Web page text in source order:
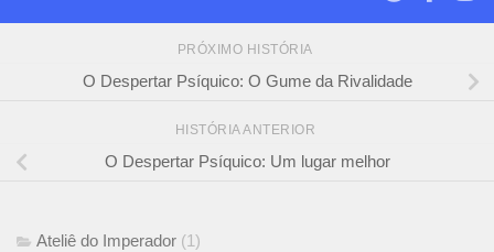
PRÓXIMO HISTÓRIA
O Despertar Psíquico: O Gume da Rivalidade
HISTÓRIA ANTERIOR
O Despertar Psíquico: Um lugar melhor
Ateliê do Imperador (1)